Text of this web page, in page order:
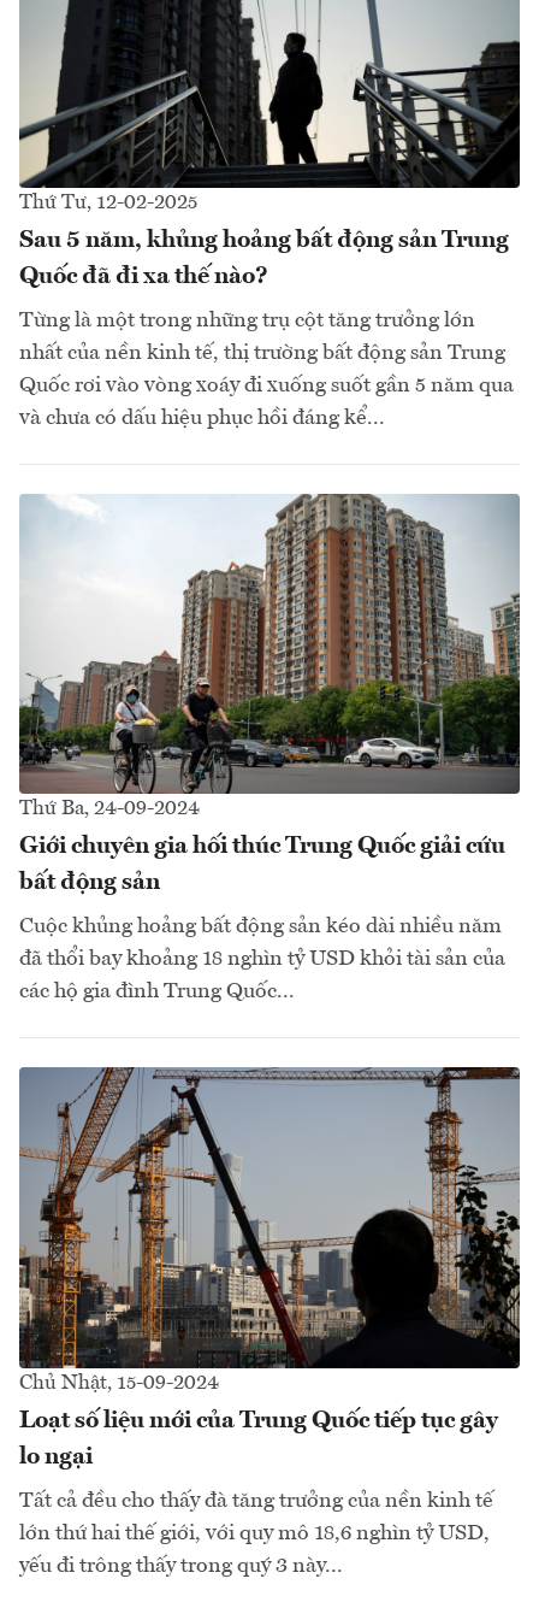
Thứ Tư, 12-02-2025
Sau 5 năm, khủng hoảng bất động sản Trung
Quốc đã đi xa thế nào?
Từng là một trong những trụ cột tăng trưởng lớn
nhất của nền kinh tế, thị trường bất động sản Trung
Quốc rơi vào vòng xoáy đi xuống suốt gần 5 năm qua
và chưa có dấu hiệu phục hồi đáng kể...
Thứ Ba, 24-09-2024
Giới chuyên gia hối thúc Trung Quốc giải cứu
bất động sản
Cuộc khủng hoảng bất động sản kéo dài nhiều năm
đã thổi bay khoảng 18 nghìn tỷ USD khỏi tài sản của
các hộ gia đình Trung Quốc...
Chủ Nhật, 15-09-2024
Loạt số liệu mới của Trung Quốc tiếp tục gây
lo ngại
Tất cả đều cho thấy đà tăng trưởng của nền kinh tế
lớn thứ hai thế giới, với quy mô 18,6 nghìn tỷ USD,
yếu đi trông thấy trong quý 3 này...